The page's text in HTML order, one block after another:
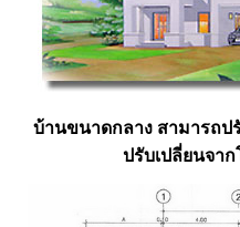
บ้านขนาดกลาง สามารถป
ปรับเปลี่ยนจา